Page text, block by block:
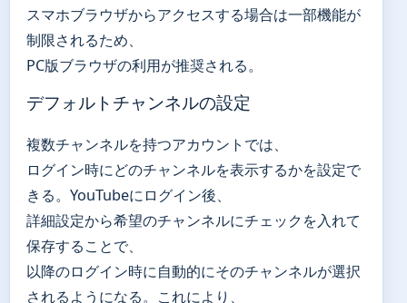
スマホブラウザからアクセスする場合は一部機能が
制限されるため、
PC版ブラウザの利用が推奨される。
デフォルトチャンネルの設定
複数チャンネルを持つアカウントでは、
ログイン時にどのチャンネルを表示するかを設定で
きる。YouTubeにログイン後、
詳細設定から希望のチャンネルにチェックを入れて
保存することで、
以降のログイン時に自動的にそのチャンネルが選択
されるようになる。これにより、